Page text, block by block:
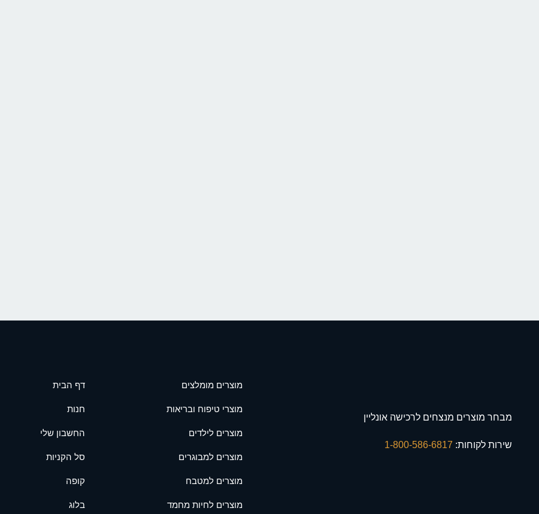
מבחר מוצרים מנצחים לרכישה אונליין
שירות לקוחות:
מוצרים מומלצים
מוצרי טיפוח ובריאות
מוצרים לילדים
מוצרים למבוגרים
מוצרים למטבח
מוצרים לחיות מחמד
דף הבית
חנות
החשבון שלי
סל הקניות
קופה
בלוג